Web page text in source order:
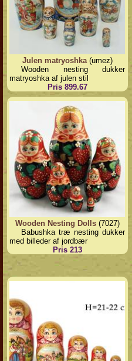
Julen matryoshka(umez)
Wooden nesting dukker
matryoshka af julen stil
Pris 899.67
Wooden Nesting Dolls(7027)
Babushka træ nesting dukker
med billeder af jordbær
Pris 213